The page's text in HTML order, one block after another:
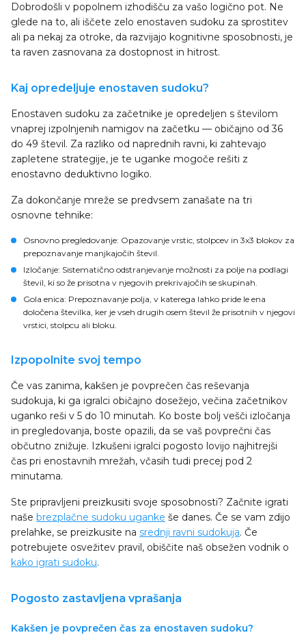
Dobrodošli v popolnem izhodišču za vašo logično pot. Ne
glede na to, ali iščete zelo enostaven sudoku za sprostitev
ali pa nekaj za otroke, da razvijajo kognitivne sposobnosti, je
ta raven zasnovana za dostopnost in hitrost.
Kaj opredeljuje enostaven sudoku?
Enostaven sudoku za začetnike je opredeljen s številom
vnaprej izpolnjenih namigov na začetku — običajno od 36
do 49 števil. Za razliko od naprednih ravni, ki zahtevajo
zapletene strategije, je te uganke mogoče rešiti z
enostavno deduktivno logiko.
Za dokončanje mreže se predvsem zanašate na tri
osnovne tehnike:
Osnovno pregledovanje: Opazovanje vrstic, stolpcev in 3x3 blokov za
prepoznavanje manjkajočih števil.
Izločanje: Sistematično odstranjevanje možnosti za polje na podlagi
števil, ki so že prisotna v njegovih prekrivajočih se skupinah.
Gola enica: Prepoznavanje polja, v katerega lahko pride le ena
določena številka, ker je vseh drugih osem števil že prisotnih v njegovi
vrstici, stolpcu ali bloku.
Izpopolnite svoj tempo
Če vas zanima, kakšen je povprečen čas reševanja
sudokuja, ki ga igralci običajno dosežejo, večina začetnikov
uganko reši v 5 do 10 minutah. Ko boste bolj vešči izločanja
in pregledovanja, boste opazili, da se vaš povprečni čas
občutno znižuje. Izkušeni igralci pogosto lovijo najhitrejši
čas pri enostavnih mrežah, včasih tudi precej pod 2
minutama.
Ste pripravljeni preizkusiti svoje sposobnosti? Začnite igrati
naše brezplačne sudoku uganke še danes. Če se vam zdijo
prelahke, se preizkusite na srednji ravni sudokuja. Če
potrebujete osvežitev pravil, obiščite naš obsežen vodnik o
kako igrati sudoku.
Pogosto zastavljena vprašanja
Kakšen je povprečen čas za enostaven sudoku?